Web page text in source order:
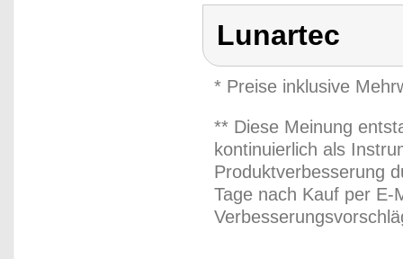
Lunartec
* Preise inklusive
** Diese Meinung
kontinuierlich als
Produktverbesserung
Tage nach Kauf per E-